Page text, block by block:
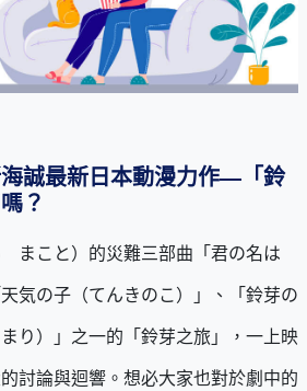
誠最新日本動漫力作―「鈴
？
まこと）的災難三部曲「君の名は
気の子（てんきのこ）」、「鈴芽の
り）」之一的「鈴芽之旅」，一上映
討論與迴響。想必大家也對於劇中的